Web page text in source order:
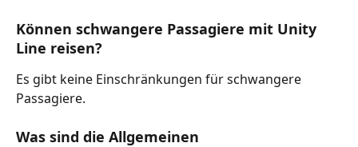
Können schwangere Passagiere mit Unity
Line reisen?
Es gibt keine Einschränkungen für schwangere
Passagiere.
Was sind die Allgemeinen